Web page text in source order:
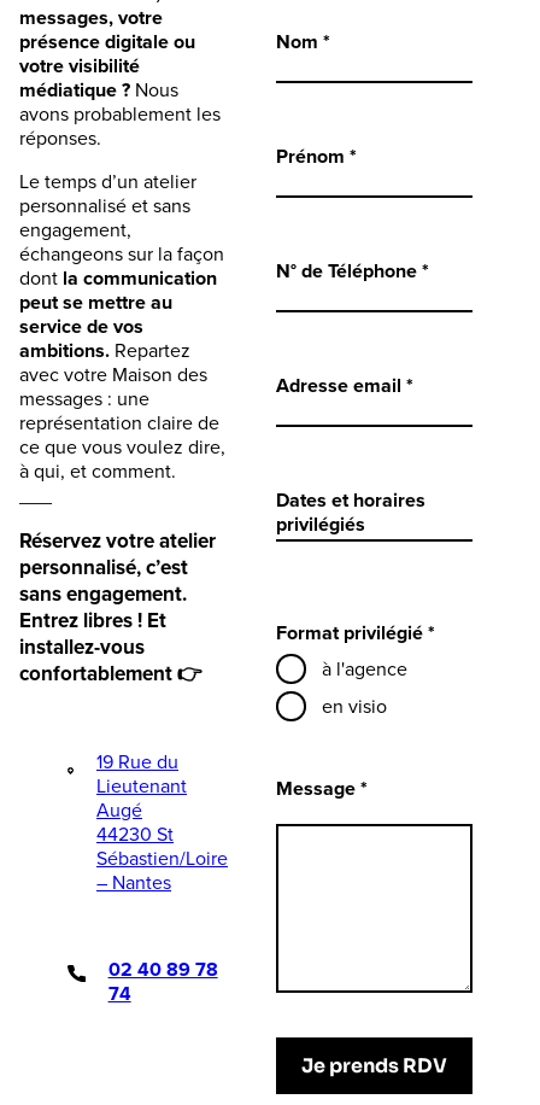
messages, votre
présence digitale ou
votre visibilité
médiatique ? Nous
avons probablement les
réponses.
Le temps d’un atelier
personnalisé et sans
engagement,
échangeons sur la façon
dont la communication
peut se mettre au
service de vos
ambitions. Repartez
avec votre Maison des
messages : une
représentation claire de
ce que vous voulez dire,
à qui, et comment.
Réservez votre atelier
personnalisé, c’est
sans engagement.
Entrez libres ! Et
installez-vous
confortablement 👉
19 Rue du
Lieutenant
Augé
44230 St
Sébastien/Loire
– Nantes
02 40 89 78
74
Nom *
Prénom *
N° de Téléphone *
Adresse email *
Dates et horaires
privilégiés
Format privilégié *
à l'agence
en visio
Message *